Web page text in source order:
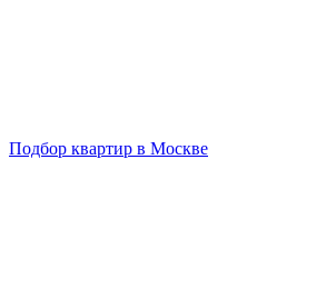
Подбор квартир в Москве